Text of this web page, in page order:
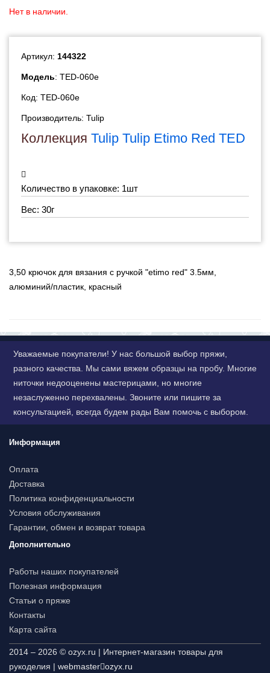
Нет в наличии.
Артикул: 144322
Модель: TED-060e
Код: TED-060e
Производитель: Tulip
Коллекция Tulip Tulip Etimo Red TED
Количество в упаковке: 1шт
Вес: 30г
3,50 крючок для вязания с ручкой "etimo red" 3.5мм,
алюминий/пластик, красный
Уважаемые покупатели! У нас большой выбор пряжи,
разного качества. Мы сами вяжем образцы на пробу. Многие
ниточки недооценены мастерицами, но многие
незаслуженно перехвалены. Звоните или пишите за
консультацией, всегда будем рады Вам помочь с выбором.
Информация
Оплата
Доставка
Политика конфиденциальности
Условия обслуживания
Гарантии, обмен и возврат товара
Дополнительно
Работы наших покупателей
Полезная информация
Статьи о пряже
Контакты
Карта сайта
2014 – 2026 © ozyx.ru | Интернет-магазин товары для
рукоделия | webmaster ozyx.ru